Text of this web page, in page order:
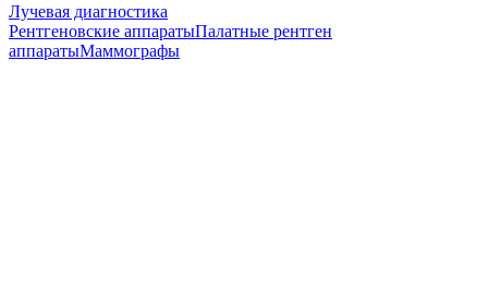
Лучевая диагностика
Рентгеновские аппаратыПалатные рентген
аппаратыМаммографы